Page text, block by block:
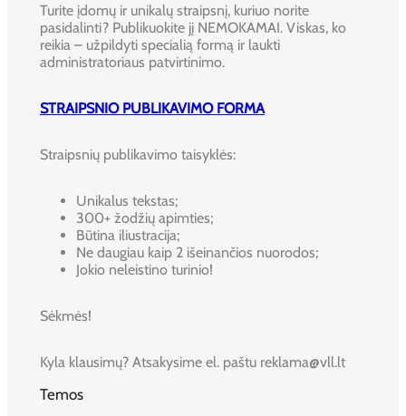
Turite įdomų ir unikalų straipsnį, kuriuo norite
pasidalinti? Publikuokite jį NEMOKAMAI. Viskas, ko
reikia – užpildyti specialią formą ir laukti
administratoriaus patvirtinimo.
STRAIPSNIO PUBLIKAVIMO FORMA
Straipsnių publikavimo taisyklės:
Unikalus tekstas;
300+ žodžių apimties;
Būtina iliustracija;
Ne daugiau kaip 2 išeinančios nuorodos;
Jokio neleistino turinio!
Sėkmės!
Kyla klausimų? Atsakysime el. paštu reklama@vll.lt
Temos